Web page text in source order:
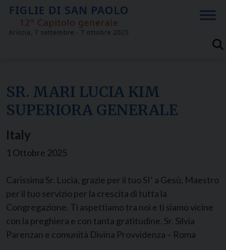
Skip
content
SR. MARI LUCIA KIM
SUPERIORA GENERALE
Italy
1 Ottobre 2025
Carissima Sr. Lucia, grazie per il tuo SI’ a Gesù, Maestro
per il tuo servizio per la crescita di tutta la
Congregazione. Ti aspettiamo tra noi e ti siamo vicine
con la preghiera e con tanta gratitudine. Sr. Silvia
Parenzan e comunità Divina Provvidenza – Roma